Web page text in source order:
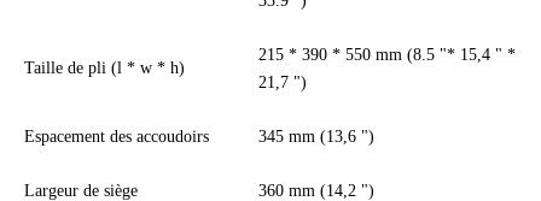
Taille de pli (l * w * h)
215 * 390 * 550 mm (8.5 "* 15,4 " *
21,7 ")
Espacement des accoudoirs 345 mm (13,6 ")
Largeur de siège 360 mm (14,2 ")